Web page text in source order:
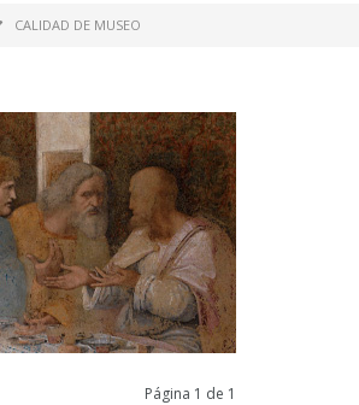
CALIDAD DE MUSEO
Página 1 de 1